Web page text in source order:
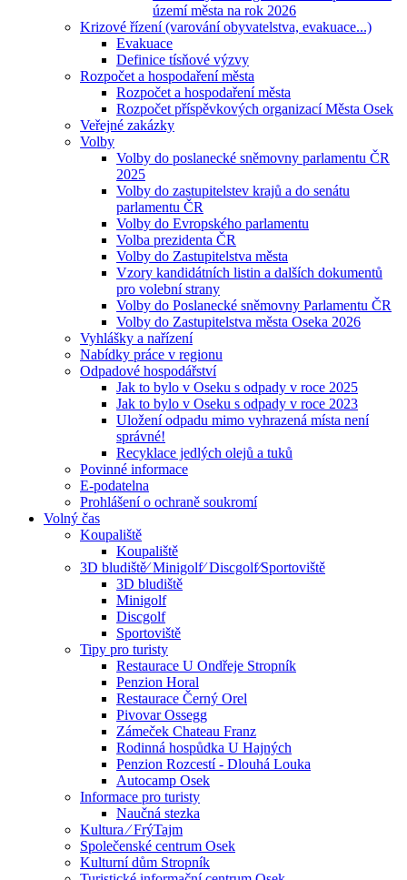
území města na rok 2026
Krizové řízení (varování obyvatelstva, evakuace...)
Evakuace
Definice tísňové výzvy
Rozpočet a hospodaření města
Rozpočet a hospodaření města
Rozpočet příspěvkových organizací Města Osek
Veřejné zakázky
Volby
Volby do poslanecké sněmovny parlamentu ČR
2025
Volby do zastupitelstev krajů a do senátu
parlamentu ČR
Volby do Evropského parlamentu
Volba prezidenta ČR
Volby do Zastupitelstva města
Vzory kandidátních listin a dalších dokumentů
pro volební strany
Volby do Poslanecké sněmovny Parlamentu ČR
Volby do Zastupitelstva města Oseka 2026
Vyhlášky a nařízení
Nabídky práce v regionu
Odpadové hospodářství
Jak to bylo v Oseku s odpady v roce 2025
Jak to bylo v Oseku s odpady v roce 2023
Uložení odpadu mimo vyhrazená místa není
správné!
Recyklace jedlých olejů a tuků
Povinné informace
E-podatelna
Prohlášení o ochraně soukromí
Volný čas
Koupaliště
Koupaliště
3D bludiště⁄ Minigolf⁄ Discgolf⁄Sportoviště
3D bludiště
Minigolf
Discgolf
Sportoviště
Tipy pro turisty
Restaurace U Ondřeje Stropník
Penzion Horal
Restaurace Černý Orel
Pivovar Ossegg
Zámeček Chateau Franz
Rodinná hospůdka U Hajných
Penzion Rozcestí - Dlouhá Louka
Autocamp Osek
Informace pro turisty
Naučná stezka
Kultura ⁄ FrýTajm
Společenské centrum Osek
Kulturní dům Stropník